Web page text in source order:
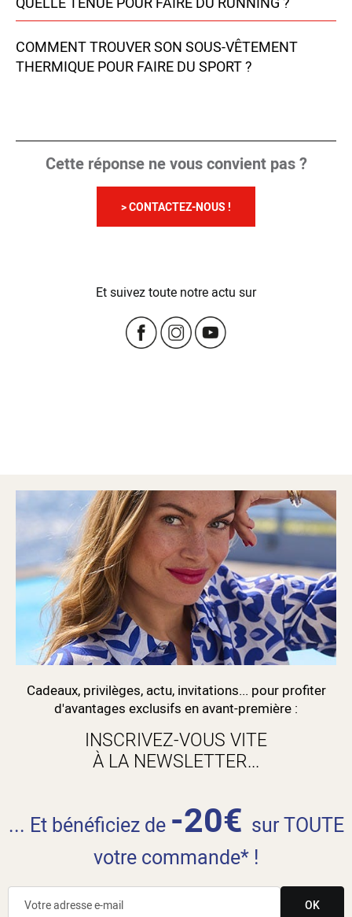
COMMENT TROUVER SON SOUS-VÊTEMENT
THERMIQUE POUR FAIRE DU SPORT ?
Cette réponse ne vous convient pas ?
> CONTACTEZ-NOUS !
Et suivez toute notre actu sur
Cadeaux, privilèges, actu, invitations... pour profiter
d'avantages exclusifs en avant-première :
INSCRIVEZ-VOUS VITE
À LA NEWSLETTER...
... Et bénéficiez de -20€ sur TOUTE
votre commande* !
OK